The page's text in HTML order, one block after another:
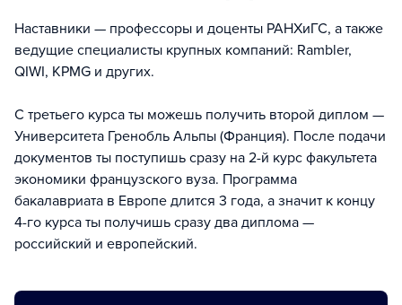
Наставники — профессоры и доценты РАНХиГС, а также
ведущие специалисты крупных компаний: Rambler,
QIWI, KPMG и других.
С третьего курса ты можешь получить второй диплом —
Университета Гренобль Альпы (Франция). После подачи
документов ты поступишь сразу на 2-й курс факультета
экономики французского вуза. Программа
бакалавриата в Европе длится 3 года, а значит к концу
4-го курса ты получишь сразу два диплома —
российский и европейский.